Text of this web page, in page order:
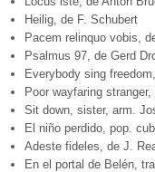
Heilig, de F. Schubert
Pacem relinquo vobis,
Psalmus 97, de Gerd
Everybody sing
Poor wayfaring
Sit down, sister, arm.
El niño perdido, pop.
Adeste fideles, de J.
En el portal de Belén,